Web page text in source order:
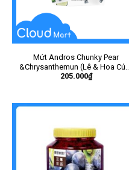
Mứt Andros Chunky Pear
&Chrysanthemun (Lê & Hoa Cúc)
1Kg – Gói
205.000₫